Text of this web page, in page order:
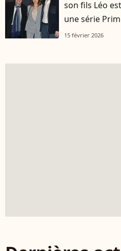
son fils Léo
une série
15 février 2026